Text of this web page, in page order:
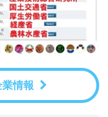
情報